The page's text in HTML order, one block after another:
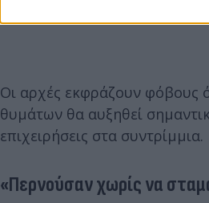
Οι αρχές εκφράζουν φόβους
θυμάτων θα αυξηθεί
επιχειρήσεις στα συντρίμμια.
«Περνούσαν χωρίς να